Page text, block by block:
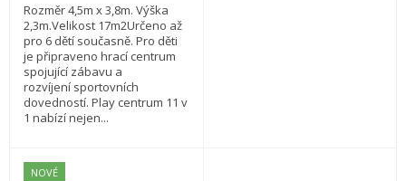
Rozměr 4,5m x 3,8m. Výška
2,3m.Velikost 17m2Určeno až
pro 6 dětí současně. Pro děti
je připraveno hrací centrum
spojující zábavu a
rozvíjení sportovních
dovedností. Play centrum 11 v
1 nabízí nejen...
NOVÉ